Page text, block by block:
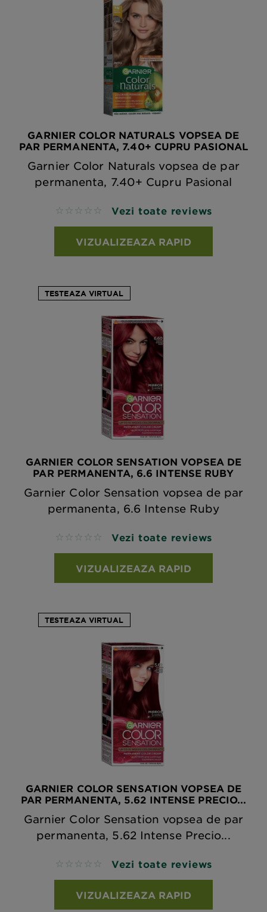
GARNIER COLOR NATURALS VOPSEA DE
PAR PERMANENTA, 7.40+ CUPRU PASIONAL
Garnier Color Naturals vopsea de par
permanenta, 7.40+ Cupru Pasional
No reviews Vezi toate reviews
VIZUALIZEAZA RAPID
TESTEAZA VIRTUAL
GARNIER COLOR SENSATION VOPSEA DE
PAR PERMANENTA, 6.6 INTENSE RUBY
Garnier Color Sensation vopsea de par
permanenta, 6.6 Intense Ruby
No reviews Vezi toate reviews
VIZUALIZEAZA RAPID
TESTEAZA VIRTUAL
GARNIER COLOR SENSATION VOPSEA DE
PAR PERMANENTA, 5.62 INTENSE PRECIO...
Garnier Color Sensation vopsea de par
permanenta, 5.62 Intense Precio...
No reviews Vezi toate reviews
VIZUALIZEAZA RAPID